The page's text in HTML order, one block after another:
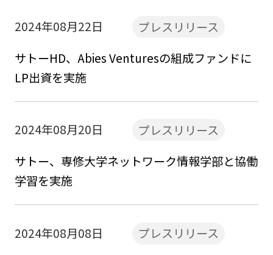
2024年08月22日
プレスリリース
サトーHD、Abies Venturesの組成ファンドに
LP出資を実施
2024年08月20日
プレスリリース
サトー、専修大学ネットワーク情報学部と協働
学習を実施
2024年08月08日
プレスリリース